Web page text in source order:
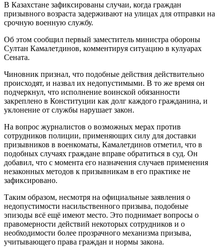
В Казахстане зафиксированы случаи, когда граждан
призывного возраста задерживают на улицах для отправки на
срочную военную службу.
Об этом сообщил первый заместитель министра обороны
Султан Камалетдинов, комментируя ситуацию в кулуарах
Сената.
Чиновник признал, что подобные действия действительно
происходят, и назвал их недопустимыми. В то же время он
подчеркнул, что исполнение воинской обязанности
закреплено в Конституции как долг каждого гражданина, и
уклонение от службы нарушает закон.
На вопрос журналистов о возможных мерах против
сотрудников полиции, применяющих силу для доставки
призывников в военкоматы, Камалетдинов отметил, что в
подобных случаях граждане вправе обратиться в суд. Он
добавил, что с момента его назначения случаев применения
незаконных методов к призывникам в его практике не
зафиксировано.
Таким образом, несмотря на официальные заявления о
недопустимости насильственного призыва, подобные
эпизоды всё ещё имеют место. Это поднимает вопросы о
правомерности действий некоторых сотрудников и о
необходимости более прозрачного механизма призыва,
учитывающего права граждан и нормы закона.